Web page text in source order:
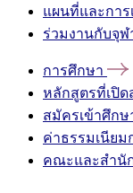
แผนที่และการ
ร่วมงานกับจุฬ
การศึกษา
หลักสูตรที่เปิด
สมัครเข้าศึกษ
ค่าธรรมเนียม
คณะและสำนั